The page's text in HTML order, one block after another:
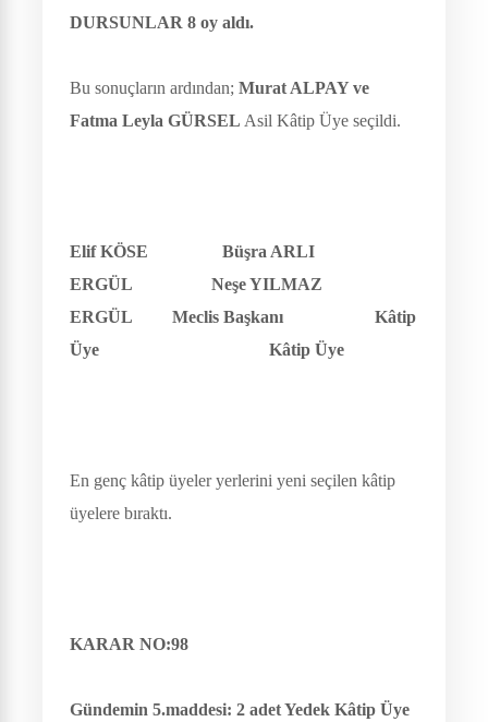
DURSUNLAR 8 oy aldı.
Bu sonuçların ardından; Murat ALPAY ve
Fatma Leyla GÜRSEL Asil Kâtip Üye seçildi.
Elif KÖSE Büşra ARLI
ERGÜL Neşe YILMAZ
ERGÜL Meclis Başkanı Kâtip
Üye Kâtip Üye
En genç kâtip üyeler yerlerini yeni seçilen kâtip
üyelere bıraktı.
KARAR NO:98
Gündemin 5.maddesi: 2 adet Yedek Kâtip Üye